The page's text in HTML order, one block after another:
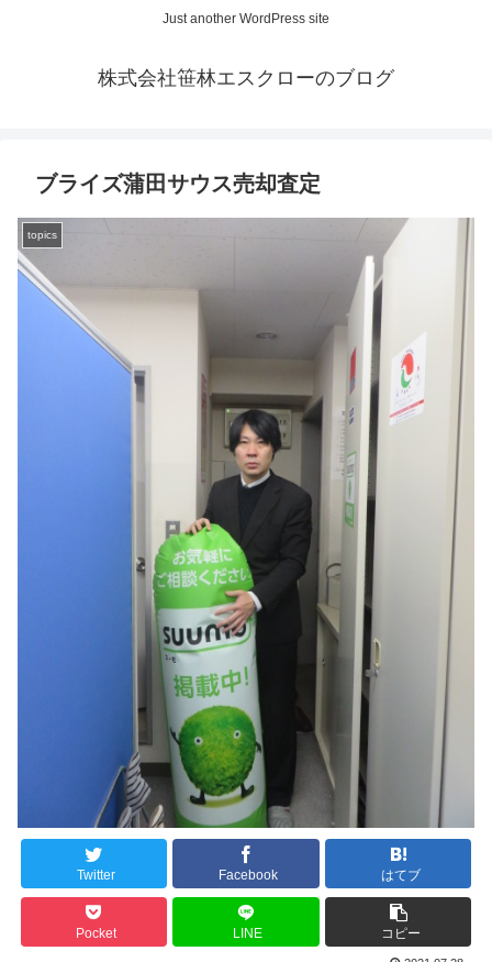
Just another WordPress site
株式会社笹林エスクローのブログ
ブライズ蒲田サウス売却査定
topics
Twitter Facebook はてブ
Pocket LINE コピー